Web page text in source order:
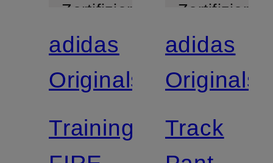
Zertifiziert
adidas
Originals
Trainingsjacke
Zertifiziert
adidas
Originals
Track